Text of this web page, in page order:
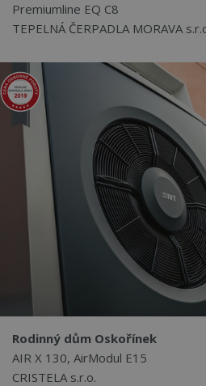
Premiumline EQ C8
TEPELNÁ ČERPADLA MORAVA
Rodinný dům Oskořínek
AIR X 130, AirModul E15
CRISTELA s.r.o.